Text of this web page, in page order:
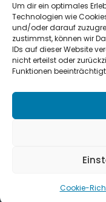
Um dir ein optimales
Technologien wie
und/oder darauf
zustimmst, können wir
IDs auf dieser Website
nicht erteilst oder
Funktionen
Cookie-
Referenzen
Was unsere Kunden